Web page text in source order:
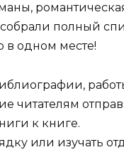
полный
одном месте!
читателям
к книге.
или изучать